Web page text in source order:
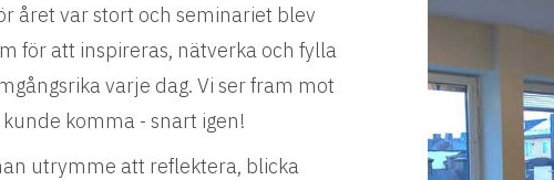
året var stort och seminariet blev
för att inspireras, nätverka och fylla
varje dag. Vi ser fram mot
komma - snart igen!
utrymme att reflektera, blicka